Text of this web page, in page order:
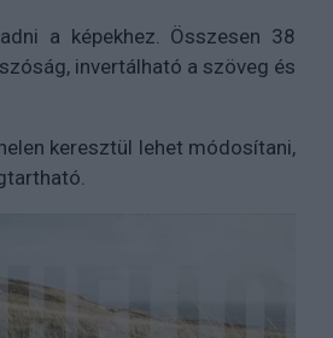
a képekhez. Összesen 38
invertálható a szöveg és
keresztül lehet módosítani,